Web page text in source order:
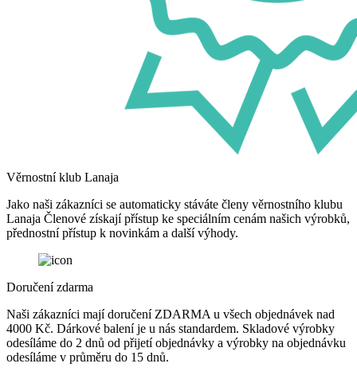
Věrnostní klub Lanaja
Jako naši zákazníci se automaticky stáváte členy věrnostního klubu
Lanaja Členové získají přístup ke speciálním cenám našich výrobků,
přednostní přístup k novinkám a další výhody.
Doručení zdarma
Naši zákazníci mají doručení ZDARMA u všech objednávek nad
4000 Kč. Dárkové balení je u nás standardem. Skladové výrobky
odesíláme do 2 dnů od přijetí objednávky a výrobky na objednávku
odesíláme v průměru do 15 dnů.